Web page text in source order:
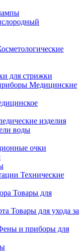
для стрижки
Медицинские
изделия
воды
очки
Технические
Товары для
Товары для ухода за
и приборы для